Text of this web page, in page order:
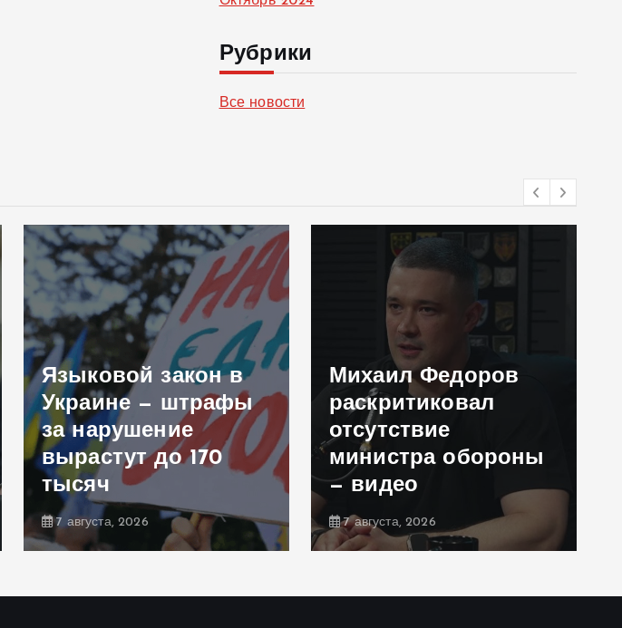
Рубрики
Все новости
Языковой закон в
Украине — штрафы
за нарушение
вырастут до 170
тысяч
7 августа, 2026
Михаил Федоров
раскритиковал
отсутствие
министра обороны
— видео
7 августа, 2026